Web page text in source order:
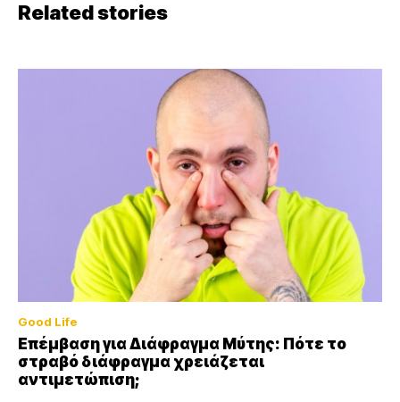
Related stories
Good Life
Επέμβαση για Διάφραγμα Μύτης: Πότε το
στραβό διάφραγμα χρειάζεται
αντιμετώπιση;